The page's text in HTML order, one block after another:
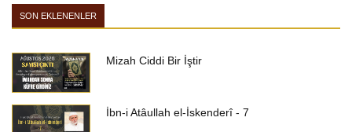
SON EKLENENLER
Mizah Ciddi Bir İştir
İbn-i Atâullah el-İskenderî - 7